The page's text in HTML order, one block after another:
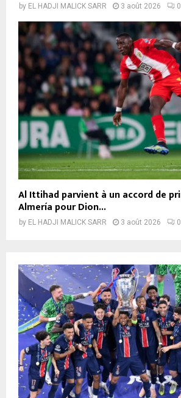
by EL HADJI MALICK SARR 3 août 2026 0
Al Ittihad parvient à un accord de
Almería pour Dion...
by EL HADJI MALICK SARR 3 août 2026 0